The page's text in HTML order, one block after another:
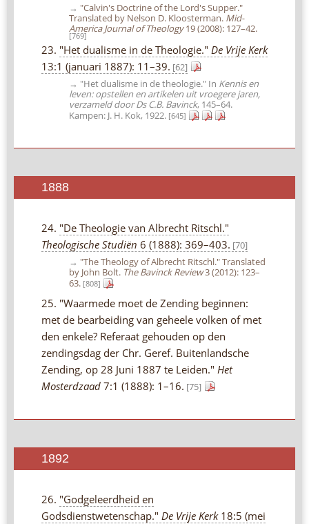
→ "Calvin's Doctrine of the Lord's Supper."
Translated by Nelson D. Kloosterman. Mid-
America Journal of Theology19 (2008): 127–42.
[769]
23. "Het dualisme in de Theologie." De Vrije Kerk
13:1 (januari 1887): 11–39. [62]
→ "Het dualisme in de theologie." In Kennis en
leven: opstellen en artikelen uit vroegere jaren,
verzameld door Ds C.B. Bavinck, 145–64.
Kampen: J. H. Kok, 1922. [645]
1888
24. "De Theologie van Albrecht Ritschl."
Theologische Studiën 6 (1888): 369–403. [70]
→ "The Theology of Albrecht Ritschl." Translated
by John Bolt. The Bavinck Review3 (2012): 123–
63. [808]
25. "Waarmede moet de Zending beginnen:
met de bearbeiding van geheele volken of met
den enkele? Referaat gehouden op den
zendingsdag der Chr. Geref. Buitenlandsche
Zending, op 28 Juni 1887 te Leiden." Het
Mosterdzaad 7:1 (1888): 1–16. [75]
1892
26. "Godgeleerdheid en
Godsdienstwetenschap." De Vrije Kerk18:5 (mei